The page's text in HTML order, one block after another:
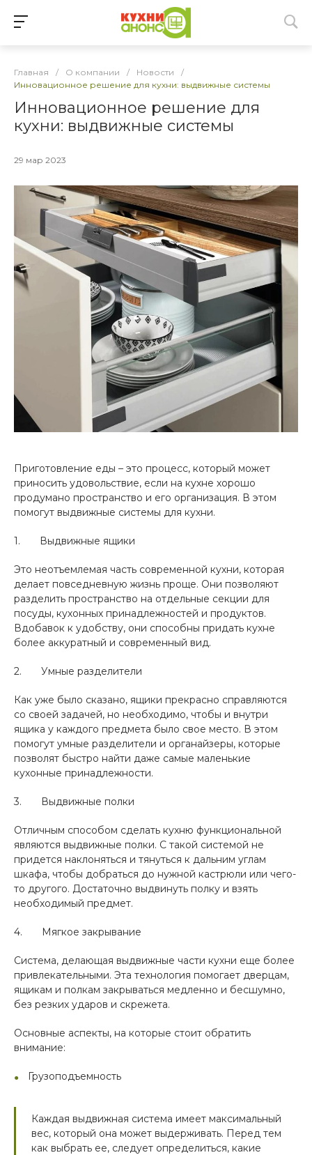
Главная / О компании / Новости
/
Инновационное решение для кухни: выдвижные системы
Инновационное решение для
кухни: выдвижные системы
29 мар 2023
Приготовление еды – это процесс, который может
приносить удовольствие, если на кухне хорошо
продумано пространство и его организация. В этом
помогут выдвижные системы для кухни.
1. Выдвижные ящики
Это неотъемлемая часть современной кухни, которая
делает повседневную жизнь проще. Они позволяют
разделить пространство на отдельные секции для
посуды, кухонных принадлежностей и продуктов.
Вдобавок к удобству, они способны придать кухне
более аккуратный и современный вид.
2. Умные разделители
Как уже было сказано, ящики прекрасно справляются
со своей задачей, но необходимо, чтобы и внутри
ящика у каждого предмета было свое место. В этом
помогут умные разделители и органайзеры, которые
позволят быстро найти даже самые маленькие
кухонные принадлежности.
3. Выдвижные полки
Отличным способом сделать кухню функциональной
являются выдвижные полки. С такой системой не
придется наклоняться и тянуться к дальним углам
шкафа, чтобы добраться до нужной кастрюли или чего-
то другого. Достаточно выдвинуть полку и взять
необходимый предмет.
4. Мягкое закрывание
Система, делающая выдвижные части кухни еще более
привлекательными. Эта технология помогает дверцам,
ящикам и полкам закрываться медленно и бесшумно,
без резких ударов и скрежета.
Основные аспекты, на которые стоит обратить
внимание:
Грузоподъемность
Каждая выдвижная система имеет максимальный
вес, который она может выдерживать. Перед тем
как выбрать ее, следует определиться, какие